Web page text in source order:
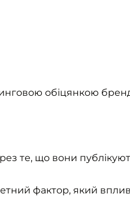
обіцянкою
те, що вони
фактор, який